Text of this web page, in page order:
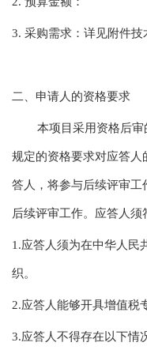
3. 采购需求：详见附件技
二、申请人的资格要求
本项目采用资格后
规定的资格要求对应答人
答人，将参与后续评审
后续评审工作。应答人
1.应答人须为在中华人民
织。
2.应答人能够开具增值税
3.应答人不得存在以下情